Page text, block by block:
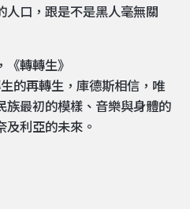
人口，跟是不是黑人毫無關
轉轉生》
生的再轉生，庫德斯相信，唯
族最初的模樣、音樂與身體的
及利亞的未來。